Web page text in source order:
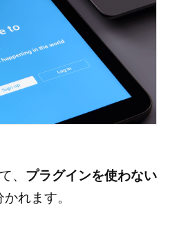
、 プラグインを使わない
れます。